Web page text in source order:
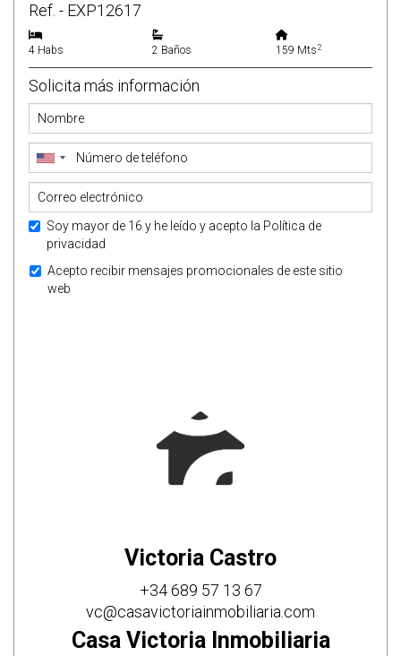
Ref. - EXP12617
4 Habs 2 Baños 159 Mts2
Solicita más información
Soy mayor de 16 y he leído y acepto la Política de
privacidad
Acepto recibir mensajes promocionales de este sitio
web
Victoria Castro
+34 689 57 13 67
vc@casavictoriainmobiliaria.com
Casa Victoria Inmobiliaria